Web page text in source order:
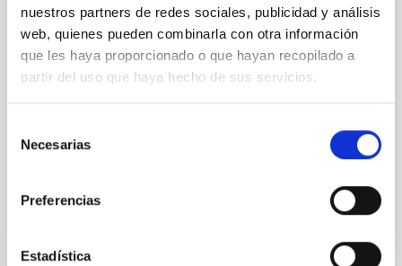
nuestros partners de redes sociales, publicidad y análisis
web, quienes pueden combinarla con otra información
que les haya proporcionado o que hayan recopilado a
partir del uso que haya hecho de sus servicios.
Necesarias
Preferencias
Estadística
Acuerdo de cooperación en astrofísica,
instalación y operación de dos telescopios
PIRATE y COAST
Facilitar el desarrollo de la cooperación en el campo
especialmente en la instalación y operación de